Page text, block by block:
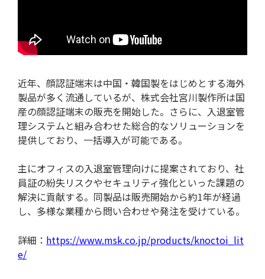
取材予定
近年、顔認証端末は中国・韓国製をはじめとする海外
製品が多く流通しているが、株式会社宮川製作所は国
産の顔認証端末の販売を開始した。さらに、入退室管
理システムと組み合わせた総合的なソリューションを
提供しており、一括導入が可能である。
主にオフィスの入退室管理向けに提案されており、社
員証の紛失リスクやセキュリティ強化といった課題の
解決に貢献する。同製品は販売開始から約1年が経過
し、多様な業種から問い合わせや発注を受けている。
詳細： https://www.msk.co.jp/products/knoctoi_lit
e/